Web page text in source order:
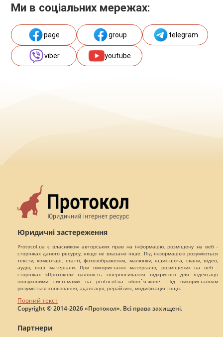
Ми в соціальних мережах:
page group telegram
viber youtube
Юридичні застереження
Protocol.ua є власником авторських прав на інформацію, розміщену на веб -
сторінках даного ресурсу, якщо не вказано інше. Під інформацією розуміються
тексти, коментарі, статті, фотозображення, малюнки, ящик-шота, скани, відео,
аудіо, інші матеріали. При використанні матеріалів, розміщених на веб -
сторінках «Протокол» наявність гіперпосилання відкритого для індексації
пошуковими системами на protocol.ua обов`язкове. Під використанням
розуміється копіювання, адаптація, рерайтинг, модифікація тощо.
Повний текст
Copyright © 2014-2026 «Протокол». Всі права захищені.
Партнери